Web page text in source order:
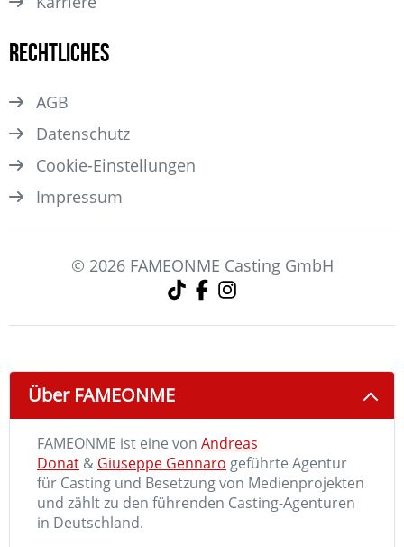
Rechtliches
AGB
Datenschutz
Cookie-Einstellungen
Impressum
© 2026 FAMEONME Casting GmbH
Über FAMEONME
FAMEONME ist eine von Andreas
Donat & Giuseppe Gennaro geführte Agentur
für Casting und Besetzung von Medienprojekten
und zählt zu den führenden Casting-Agenturen
in Deutschland.